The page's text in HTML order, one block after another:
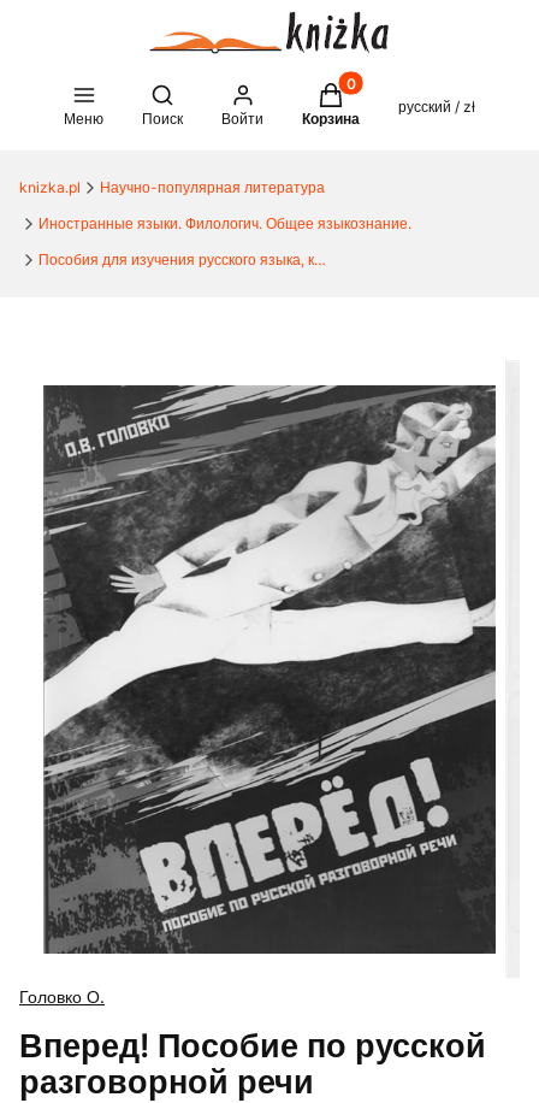
Меню
Open search engine
Поиск Войти
Товары в корзине: 0.
Корзина
русский / zł
knizka.pl
Научно-популярная литература
Иностранные языки. Филологич. Общее языкознание.
Пособия для изучения русского языка, как иностранного
Головко О.
Вперед! Пособие по русской
разговорной речи